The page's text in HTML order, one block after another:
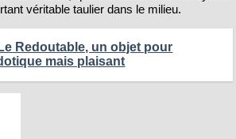
Redoutable, un objet pour
mais plaisant